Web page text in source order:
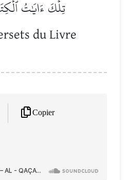
تِلۡكَ ءَايَٰتُ
du Livre
Copier